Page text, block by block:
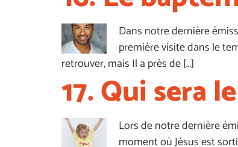
Dans notre dernière
première visite dans le
retrouver, mais Il a près de […]
17. Qui sera
Lors de notre dernière
moment où Jésus est